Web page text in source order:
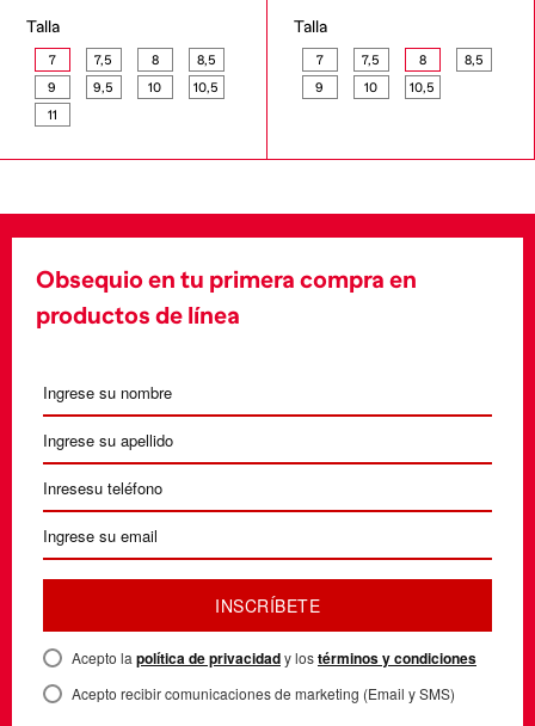
Talla
7 7,5 8
8,5
9
9,5 10
10,5
11
Talla
7 7,5 8
8,5
9
10 10,5
Obsequio en tu primera compra en
productos de línea
INSCRÍBETE
Acepto la política de privacidady lostérminos y condiciones
Acepto recibir comunicaciones de marketing (Email y SMS)